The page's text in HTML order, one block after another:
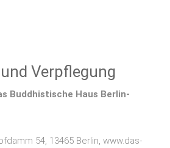
Verpflegung
Buddhistische Haus Berlin-
54, 13465 Berlin, www.das-